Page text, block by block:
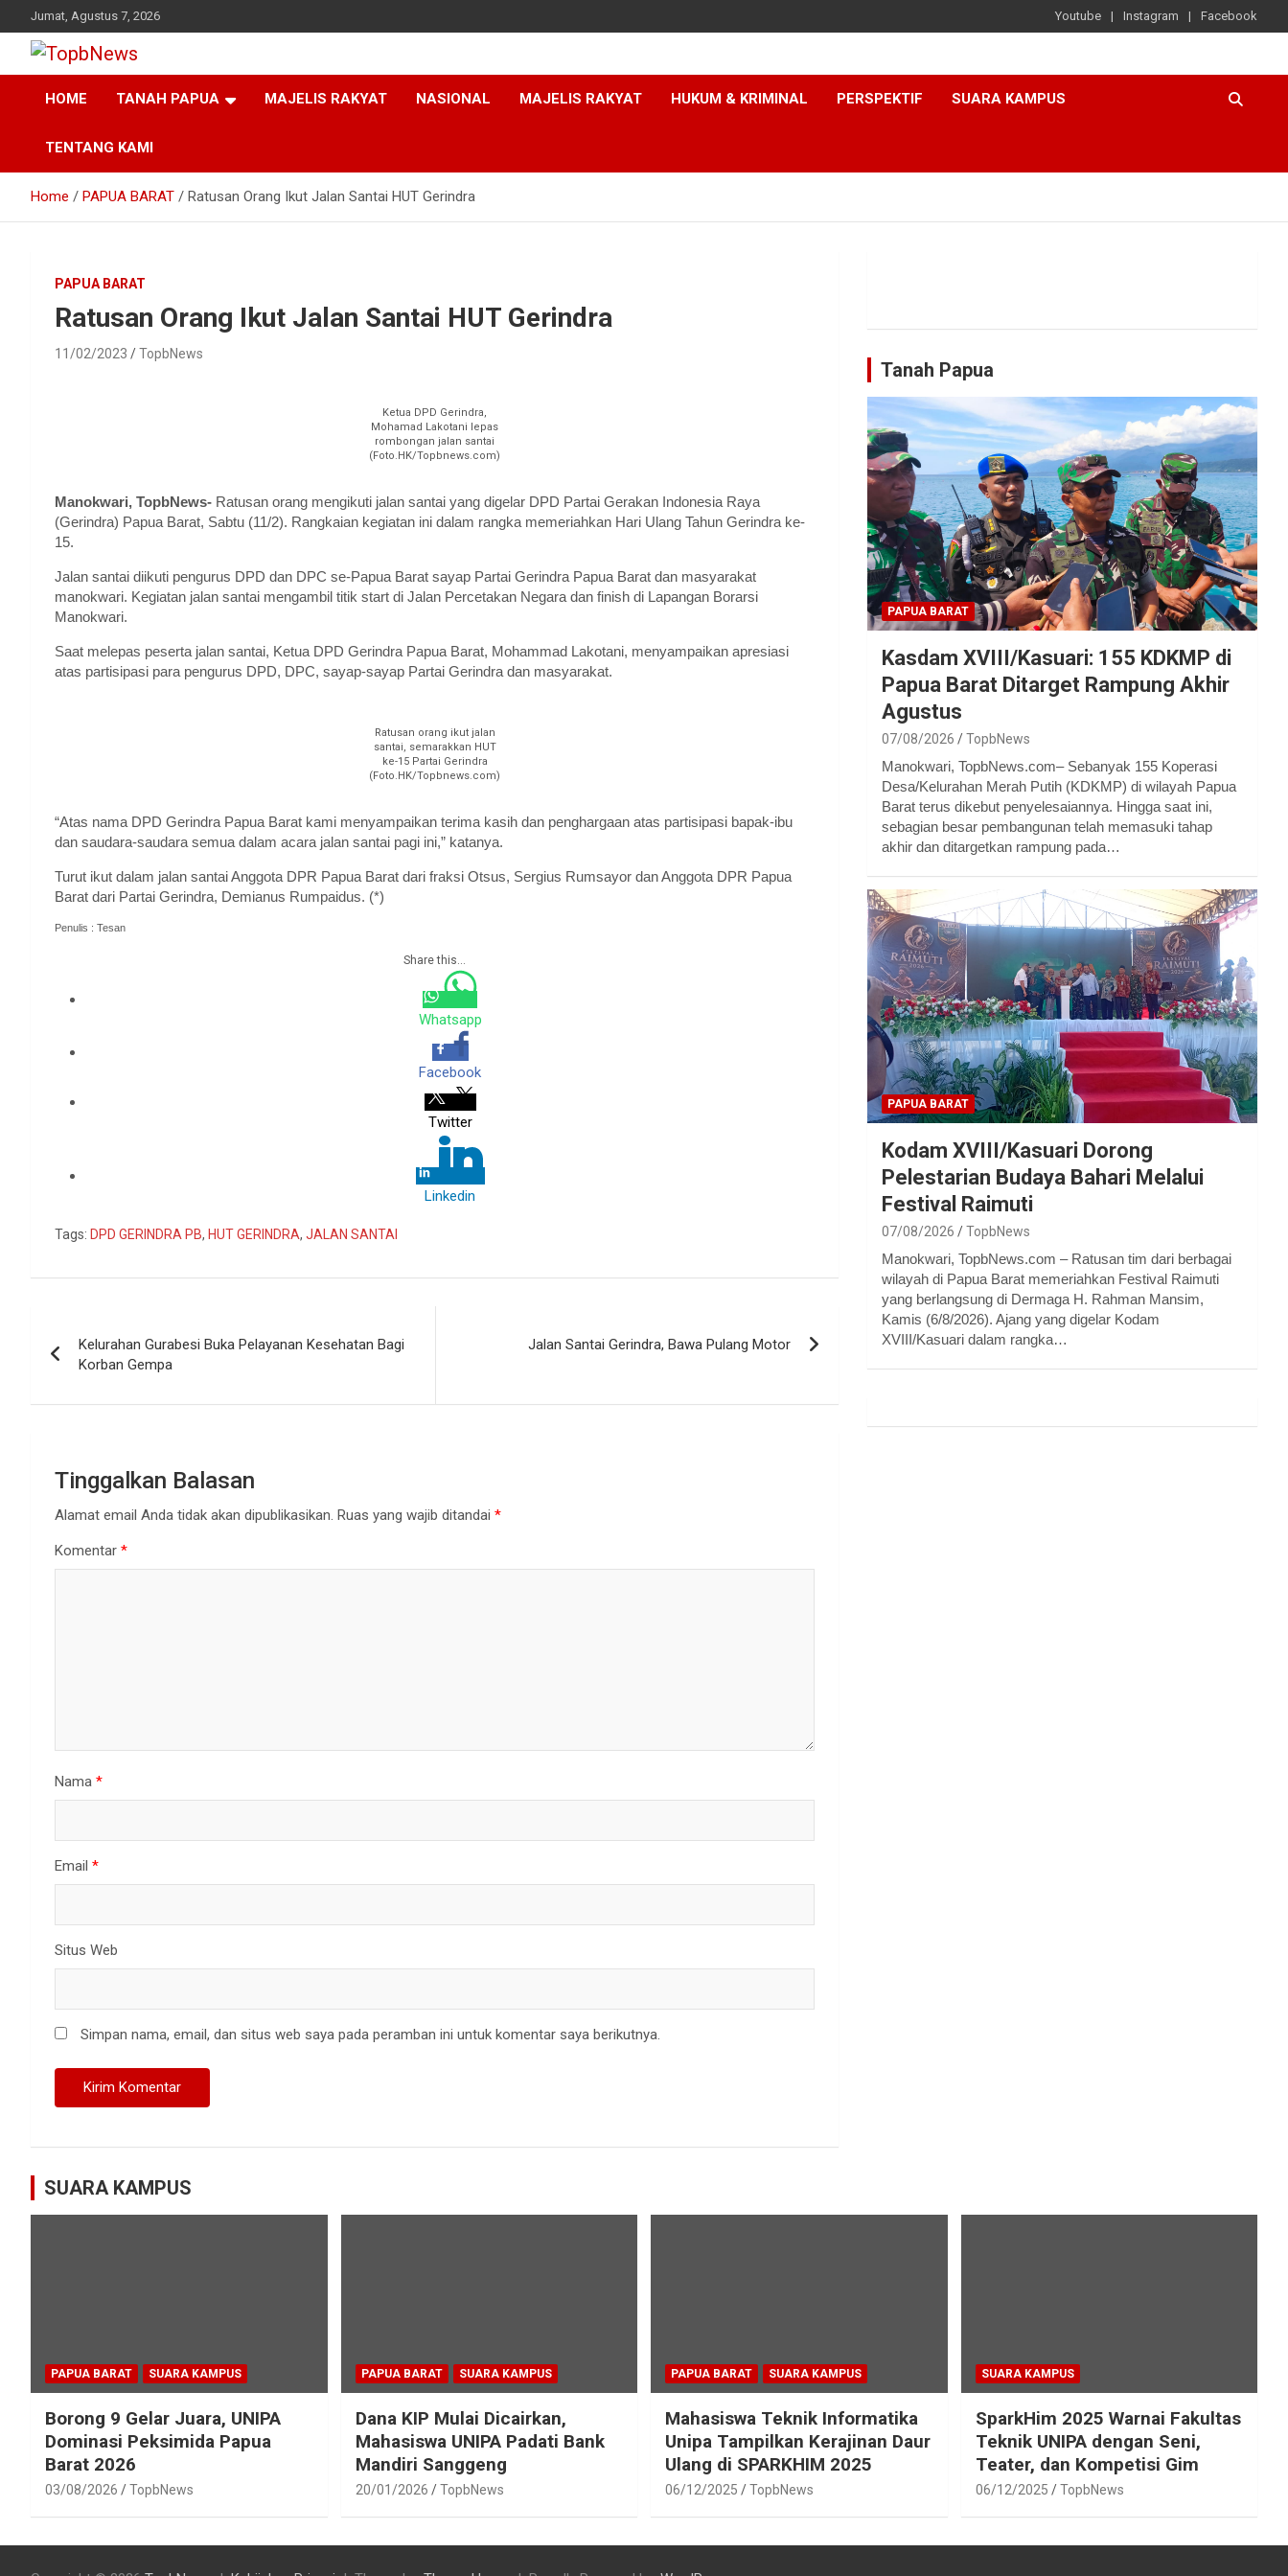
to
content
Jumat, Agustus 7, 2026 Youtube Instagram Facebook
HOME TANAH PAPUA MAJELIS RAKYAT NASIONAL MAJELIS RAKYAT HUKUM & KRIMINAL PERSPEKTIF SUARA KAMPUS
TENTANG KAMI
Home PAPUA BARAT Ratusan Orang Ikut Jalan Santai HUT Gerindra
PAPUA BARAT
Ratusan Orang Ikut Jalan Santai HUT Gerindra
11/02/2023 TopbNews
Ketua DPD Gerindra,
Mohamad Lakotani lepas
rombongan jalan santai
(Foto.HK/Topbnews.com)
Manokwari, TopbNews- Ratusan orang mengikuti jalan santai yang digelar DPD Partai Gerakan Indonesia Raya
(Gerindra) Papua Barat, Sabtu (11/2). Rangkaian kegiatan ini dalam rangka memeriahkan Hari Ulang Tahun Gerindra ke-
15.
Jalan santai diikuti pengurus DPD dan DPC se-Papua Barat sayap Partai Gerindra Papua Barat dan masyarakat
manokwari. Kegiatan jalan santai mengambil titik start di Jalan Percetakan Negara dan finish di Lapangan Borarsi
Manokwari.
Saat melepas peserta jalan santai, Ketua DPD Gerindra Papua Barat, Mohammad Lakotani, menyampaikan apresiasi
atas partisipasi para pengurus DPD, DPC, sayap-sayap Partai Gerindra dan masyarakat.
Ratusan orang ikut jalan
santai, semarakkan HUT
ke-15 Partai Gerindra
(Foto.HK/Topbnews.com)
“Atas nama DPD Gerindra Papua Barat kami menyampaikan terima kasih dan penghargaan atas partisipasi bapak-ibu
dan saudara-saudara semua dalam acara jalan santai pagi ini,” katanya.
Turut ikut dalam jalan santai Anggota DPR Papua Barat dari fraksi Otsus, Sergius Rumsayor dan Anggota DPR Papua
Barat dari Partai Gerindra, Demianus Rumpaidus. (*)
Penulis : Tesan
Share this...
Whatsapp
Facebook
Twitter
Linkedin
Tags: DPD GERINDRA PB, HUT GERINDRA, JALAN SANTAI
pos
Kelurahan Gurabesi Buka Pelayanan Kesehatan Bagi
Korban Gempa
Jalan Santai Gerindra, Bawa Pulang Motor
Tinggalkan Balasan
Alamat email Anda tidak akan dipublikasikan. Ruas yang wajib ditandai *
Komentar *
Nama *
Email *
Situs Web
Simpan nama, email, dan situs web saya pada peramban ini untuk komentar saya berikutnya.
Tanah Papua
PAPUA BARAT
Kasdam XVIII/Kasuari: 155 KDKMP di
Papua Barat Ditarget Rampung Akhir
Agustus
07/08/2026 TopbNews
Manokwari, TopbNews.com– Sebanyak 155 Koperasi
Desa/Kelurahan Merah Putih (KDKMP) di wilayah Papua
Barat terus dikebut penyelesaiannya. Hingga saat ini,
sebagian besar pembangunan telah memasuki tahap
akhir dan ditargetkan rampung pada…
PAPUA BARAT
Kodam XVIII/Kasuari Dorong
Pelestarian Budaya Bahari Melalui
Festival Raimuti
07/08/2026 TopbNews
Manokwari, TopbNews.com – Ratusan tim dari berbagai
wilayah di Papua Barat memeriahkan Festival Raimuti
yang berlangsung di Dermaga H. Rahman Mansim,
Kamis (6/8/2026). Ajang yang digelar Kodam
XVIII/Kasuari dalam rangka…
SUARA KAMPUS
PAPUA BARAT SUARA KAMPUS
Borong 9 Gelar Juara, UNIPA
Dominasi Peksimida Papua
Barat 2026
03/08/2026 TopbNews
PAPUA BARAT SUARA KAMPUS
Dana KIP Mulai Dicairkan,
Mahasiswa UNIPA Padati Bank
Mandiri Sanggeng
20/01/2026 TopbNews
PAPUA BARAT SUARA KAMPUS
Mahasiswa Teknik Informatika
Unipa Tampilkan Kerajinan Daur
Ulang di SPARKHIM 2025
06/12/2025 TopbNews
SUARA KAMPUS
SparkHim 2025 Warnai Fakultas
Teknik UNIPA dengan Seni,
Teater, dan Kompetisi Gim
06/12/2025 TopbNews